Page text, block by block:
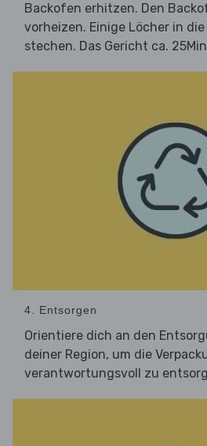
Backofen erhitzen. Den
vorheizen. Einige Löcher in
stechen. Das Gericht ca.
4. Entsorgen
Orientiere dich an den
deiner Region, um die
verantwortungsvoll zu